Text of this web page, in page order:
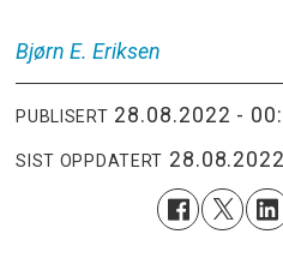
Bjørn E. Eriksen
PUBLISERT 28.08.2022 -
SIST OPPDATERT